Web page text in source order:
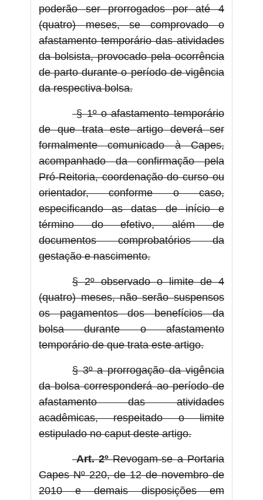
poderão ser prorrogados por até 4
(quatro) meses, se comprovado o
afastamento temporário das atividades
da bolsista, provocado pela ocorrência
de parto durante o período de vigência
da respectiva bolsa.
§ 1º o afastamento temporário
de que trata este artigo deverá ser
formalmente comunicado à Capes,
acompanhado da confirmação pela
Pró-Reitoria, coordenação do curso ou
orientador, conforme o caso,
especificando as datas de início e
término do efetivo, além de
documentos comprobatórios da
gestação e nascimento.
§ 2º observado o limite de 4
(quatro) meses, não serão suspensos
os pagamentos dos benefícios da
bolsa durante o afastamento
temporário de que trata este artigo.
§ 3º a prorrogação da vigência
da bolsa corresponderá ao período de
afastamento das atividades
acadêmicas, respeitado o limite
estipulado no caput deste artigo.
Art. 2ºRevogam-se a Portaria
Capes Nº 220, de 12 de novembro de
2010 e demais disposições em